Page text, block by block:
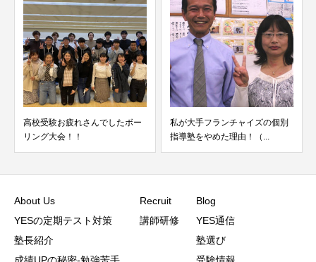
高校受験お疲れさんでしたボー
リング大会！！
私が大手フランチャイズの個別
指導塾をやめた理由！（...
About Us
YESの定期テスト対策
塾長紹介
Recruit
講師研修
Blog
YES通信
塾選び